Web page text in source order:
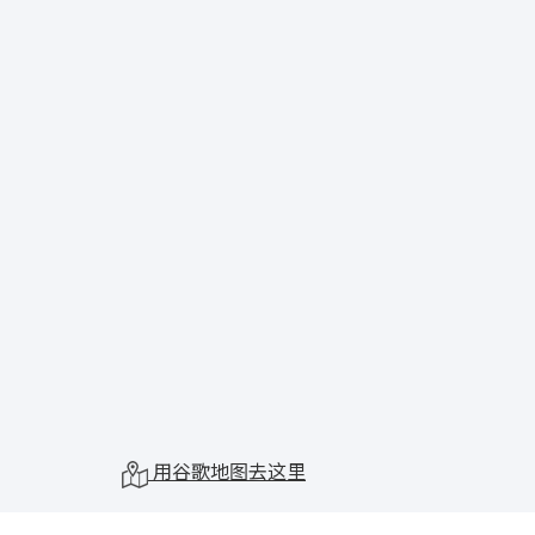
用谷歌地图去这里